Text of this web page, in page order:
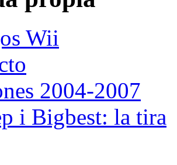
Wii
2004-2007
i Bigbest: la tira